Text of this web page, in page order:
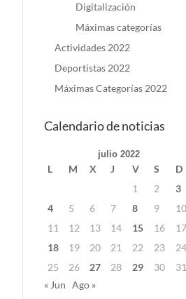
Digitalización
Máximas categorías
Actividades 2022
Deportistas 2022
Máximas Categorías 2022
Calendario de noticias
julio 2022
L M X J V S
D
1
2
3
4
5 6 7 8 9
10
11
12 13 14 15 16
17
18
19 20 21 22 23
24
25
26 27 28 29 30
31
« Jun Ago »